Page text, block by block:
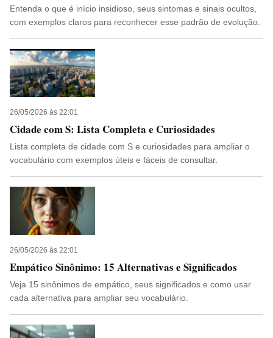
Entenda o que é início insidioso, seus sintomas e sinais ocultos,
com exemplos claros para reconhecer esse padrão de evolução.
26/05/2026 às 22:01
Cidade com S: Lista Completa e Curiosidades
Lista completa de cidade com S e curiosidades para ampliar o
vocabulário com exemplos úteis e fáceis de consultar.
26/05/2026 às 22:01
Empático Sinônimo: 15 Alternativas e Significados
Veja 15 sinônimos de empático, seus significados e como usar
cada alternativa para ampliar seu vocabulário.